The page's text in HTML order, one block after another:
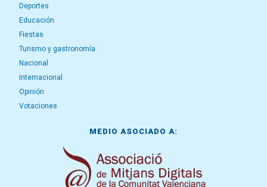
Deportes
Educación
Fiestas
Turismo y gastronomía
Nacional
Internacional
Opinión
Votaciones
MEDIO ASOCIADO A: